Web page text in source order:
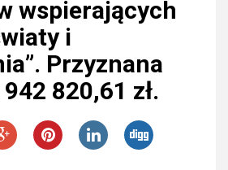
wspierających
i
Przyznana
820,61 zł.